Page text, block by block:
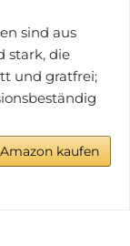
sind aus
stark, die
und gratfrei;
kaufen